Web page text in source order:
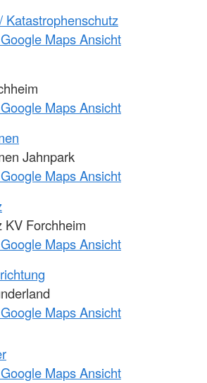
Katastrophenschutz
Maps Ansicht
Maps Ansicht
Jahnpark
Maps Ansicht
KV Forchheim
Maps Ansicht
Maps Ansicht
Maps Ansicht